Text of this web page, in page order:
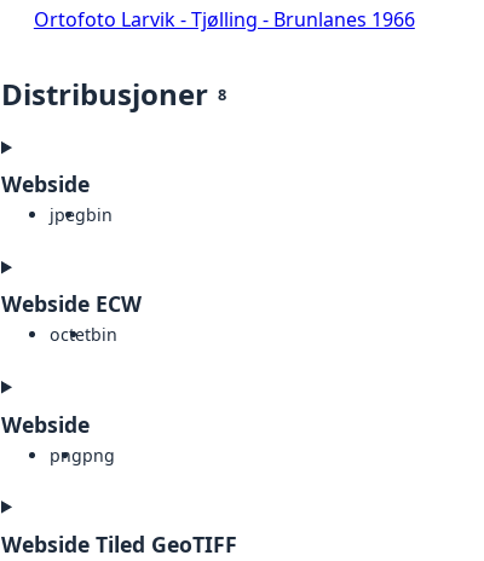
Ortofoto Larvik - Tjølling - Brunlanes 1966
Distribusjoner 8
Webside
jpegbin
Webside ECW
octetbin
Webside
pngpng
Webside Tiled GeoTIFF